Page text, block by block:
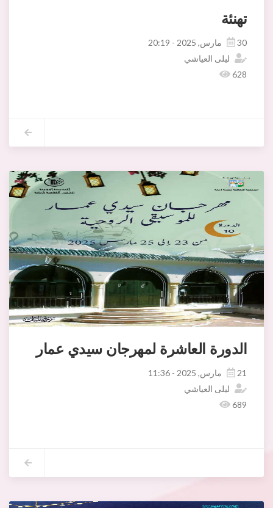
تهنئة
30 مارس, 2025 - 20:19
ليلى العياشي
628
الدورة العاشرة لمهرجان سيدي عمار
21 مارس, 2025 - 11:36
ليلى العياشي
689